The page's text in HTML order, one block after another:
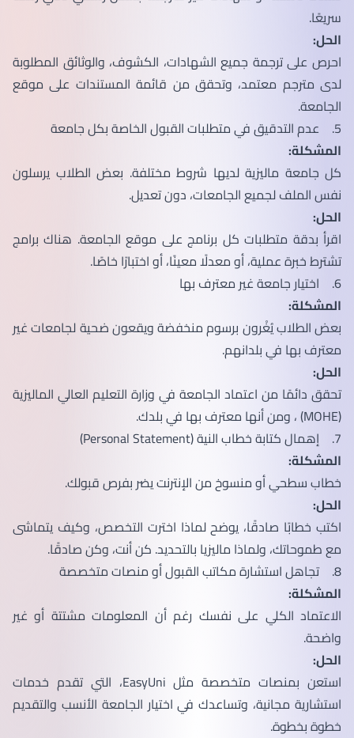
سريعًا.
الحل:
احرص على ترجمة جميع الشهادات، الكشوف، والوثائق المطلوبة
لدى مترجم معتمد، وتحقق من قائمة المستندات على موقع
الجامعة.
5. عدم التدقيق في متطلبات القبول الخاصة بكل جامعة
المشكلة:
كل جامعة ماليزية لديها شروط مختلفة. بعض الطلاب يرسلون
نفس الملف لجميع الجامعات، دون تعديل.
الحل:
اقرأ بدقة متطلبات كل برنامج على موقع الجامعة. هناك برامج
تشترط خبرة عملية، أو معدلًا معينًا، أو اختبارًا خاصًا.
6. اختيار جامعة غير معترف بها
المشكلة:
بعض الطلاب يُغْرون برسوم منخفضة ويقعون ضحية لجامعات غير
معترف بها في بلدانهم.
الحل:
تحقق دائمًا من اعتماد الجامعة في وزارة التعليم العالي الماليزية
(MOHE) ، ومن أنها معترف بها في بلدك.
7. إهمال كتابة خطاب النية (Personal Statement)
المشكلة:
خطاب سطحي أو منسوخ من الإنترنت يضر بفرص قبولك.
الحل:
اكتب خطابًا صادقًا، يوضح لماذا اخترت التخصص، وكيف يتماشى
مع طموحاتك، ولماذا ماليزيا بالتحديد. كن أنت، وكن صادقًا.
8. تجاهل استشارة مكاتب القبول أو منصات متخصصة
المشكلة:
الاعتماد الكلي على نفسك رغم أن المعلومات مشتتة أو غير
واضحة.
الحل:
استعن بمنصات متخصصة مثل EasyUni، التي تقدم خدمات
استشارية مجانية، وتساعدك في اختيار الجامعة الأنسب والتقديم
خطوة بخطوة.